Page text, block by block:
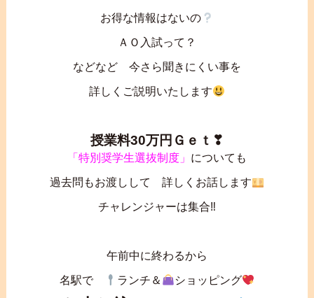
お得な情報はないの
ＡＯ入試って？
などなど 今さら聞きにくい事を
詳しくご説明いたします
授業料30万円Ｇｅｔ❣
「特別奨学生選抜制度」 についても
過去問もお渡しして 詳しくお話します
チャレンジャーは集合‼
午前中に終わるから
名駅で ランチ＆ ショッピング